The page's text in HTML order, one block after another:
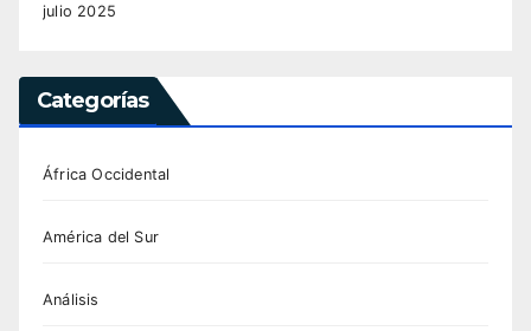
julio 2025
Categorías
África Occidental
América del Sur
Análisis